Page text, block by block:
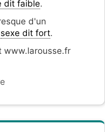
dit faible.
d'un
sexe dit fort.
www.larousse.fr